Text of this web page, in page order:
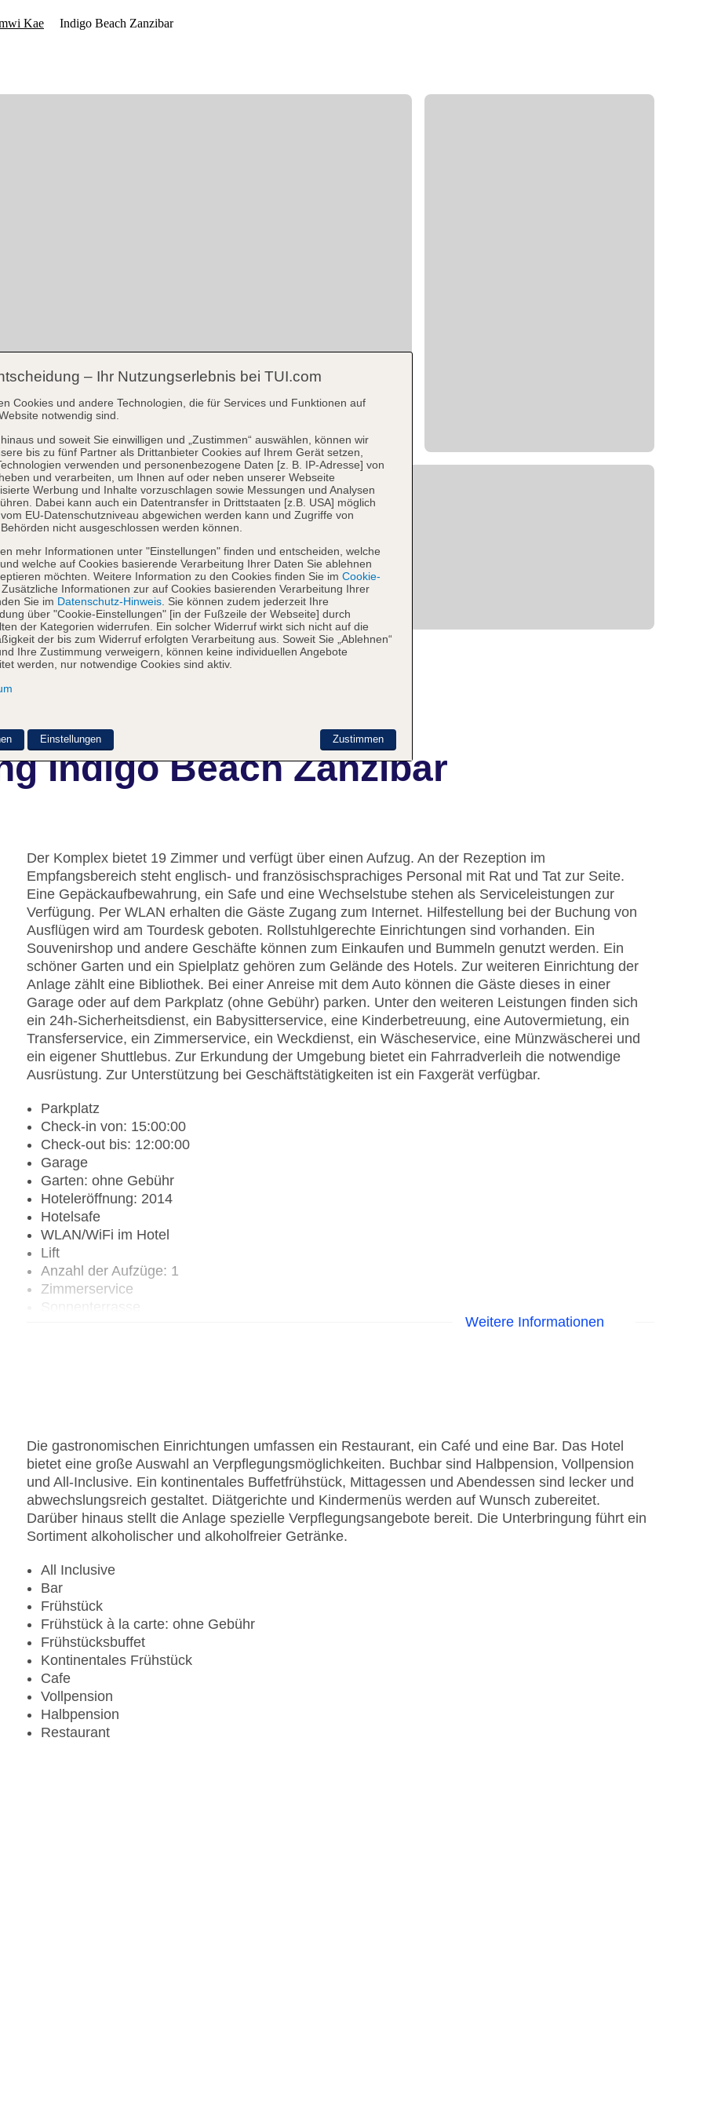
Indigo Beach Zanzibar
Der Komplex bietet 19 Zimmer und verfügt über einen Aufzug. An der Rezeption im
Empfangsbereich steht englisch- und französischsprachiges Personal mit Rat und Tat zur Seite.
Eine Gepäckaufbewahrung, ein Safe und eine Wechselstube stehen als Serviceleistungen zur
Verfügung. Per WLAN erhalten die Gäste Zugang zum Internet. Hilfestellung bei der Buchung von
Ausflügen wird am Tourdesk geboten. Rollstuhlgerechte Einrichtungen sind vorhanden. Ein
Souvenirshop und andere Geschäfte können zum Einkaufen und Bummeln genutzt werden. Ein
schöner Garten und ein Spielplatz gehören zum Gelände des Hotels. Zur weiteren Einrichtung der
Anlage zählt eine Bibliothek. Bei einer Anreise mit dem Auto können die Gäste dieses in einer
Garage oder auf dem Parkplatz (ohne Gebühr) parken. Unter den weiteren Leistungen finden sich
ein 24h-Sicherheitsdienst, ein Babysitterservice, eine Kinderbetreuung, eine Autovermietung, ein
Transferservice, ein Zimmerservice, ein Weckdienst, ein Wäscheservice, eine Münzwäscherei und
ein eigener Shuttlebus. Zur Erkundung der Umgebung bietet ein Fahrradverleih die notwendige
Ausrüstung. Zur Unterstützung bei Geschäftstätigkeiten ist ein Faxgerät verfügbar.
Parkplatz
Check-in von: 15:00:00
Check-out bis: 12:00:00
Garage
Garten: ohne Gebühr
Hoteleröffnung: 2014
Hotelsafe
WLAN/WiFi im Hotel
Lift
Anzahl der Aufzüge: 1
Zimmerservice
Weitere Informationen
Die gastronomischen Einrichtungen umfassen ein Restaurant, ein Café und eine Bar. Das Hotel
bietet eine große Auswahl an Verpflegungsmöglichkeiten. Buchbar sind Halbpension, Vollpension
und All-Inclusive. Ein kontinentales Buffetfrühstück, Mittagessen und Abendessen sind lecker und
abwechslungsreich gestaltet. Diätgerichte und Kindermenüs werden auf Wunsch zubereitet.
Darüber hinaus stellt die Anlage spezielle Verpflegungsangebote bereit. Die Unterbringung führt ein
Sortiment alkoholischer und alkoholfreier Getränke.
All Inclusive
Bar
Frühstück
Frühstück à la carte: ohne Gebühr
Frühstücksbuffet
Kontinentales Frühstück
Cafe
Vollpension
Halbpension
Restaurant
– Ihr Nutzungserlebnis bei TUI.com
Cookies und andere Technologien, die für Services und Funktionen auf
notwendig sind.
und soweit Sie einwilligen und „Zustimmen“ auswählen, können wir
bis zu fünf Partner als Drittanbieter Cookies auf Ihrem Gerät setzen,
verwenden und personenbezogene Daten [z. B. IP-Adresse] von
und verarbeiten, um Ihnen auf oder neben unserer Webseite
Werbung und Inhalte vorzuschlagen sowie Messungen und Analysen
Dabei kann auch ein Datentransfer in Drittstaaten [z.B. USA] möglich
EU-Datenschutzniveau abgewichen werden kann und Zugriffe von
nicht ausgeschlossen werden können.
mehr Informationen unter "Einstellungen" finden und entscheiden, welche
welche auf Cookies basierende Verarbeitung Ihrer Daten Sie ablehnen
möchten. Weitere Information zu den Cookies finden Sie im Cookie-
. Zusätzliche Informationen zur auf Cookies basierenden Verarbeitung Ihrer
Sie im Datenschutz-Hinweis . Sie können zudem jederzeit Ihre
über "Cookie-Einstellungen" [in der Fußzeile der Webseite] durch
der Kategorien widerrufen. Ein solcher Widerruf wirkt sich nicht auf die
der bis zum Widerruf erfolgten Verarbeitung aus. Soweit Sie „Ablehnen“
Ihre Zustimmung verweigern, können keine individuellen Angebote
werden, nur notwendige Cookies sind aktiv.
Zustimmen
Einstellungen